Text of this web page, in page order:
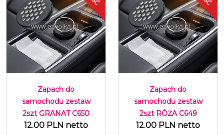
Zapach do
samochodu zestaw
2szt GRANAT C650
12.00 PLN netto
Zapach do
samochodu zestaw
2szt RÓŻA C649
12.00 PLN netto